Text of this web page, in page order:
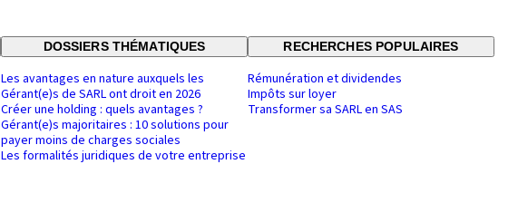
DOSSIERS THÉMATIQUES
Les avantages en nature auxquels les
Gérant(e)s de SARL ont droit en 2026
Créer une holding : quels avantages ?
Gérant(e)s majoritaires : 10 solutions pour
payer moins de charges sociales
Les formalités juridiques de votre entreprise
RECHERCHES POPULAIRES
Rémunération et dividendes
Impôts sur loyer
Transformer sa SARL en SAS